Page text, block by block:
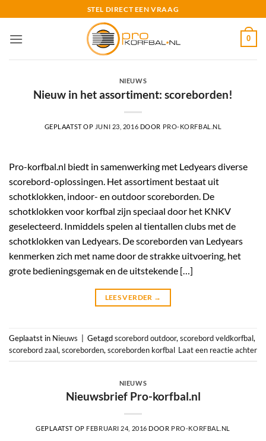
naar
inhoud
STEL DIRECT EEN VRAAG
0
NIEUWS
Nieuw in het assortiment: scoreborden!
GEPLAATST OP JUNI 23, 2016 DOOR PRO-KORFBAL.NL
Pro-korfbal.nl biedt in samenwerking met Ledyears diverse
scorebord-oplossingen. Het assortiment bestaat uit
schotklokken, indoor- en outdoor scoreborden. De
schotklokken voor korfbal zijn speciaal door het KNKV
geselecteerd. Inmiddels spelen al tientallen clubs met de
schotklokken van Ledyears. De scoreborden van Ledyears
kenmerken zich met name door de strakke uitvoering, het
grote bedieningsgemak en de uitstekende […]
LEES VERDER →
Geplaatst in Nieuws Getagdscorebord outdoor, scorebord veldkorfbal,
scorebord zaal, scoreborden, scoreborden korfbal Laat een reactie achter
NIEUWS
Nieuwsbrief Pro-korfbal.nl
GEPLAATST OP FEBRUARI 24, 2016 DOOR PRO-KORFBAL.NL